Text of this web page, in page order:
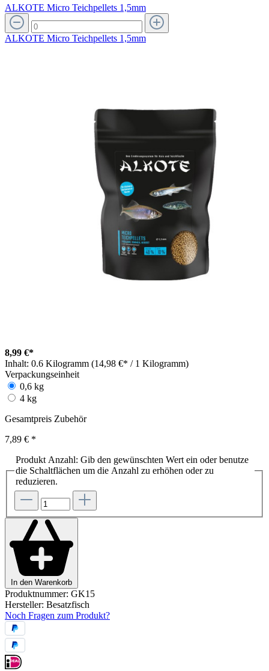
ALKOTE Micro Teichpellets 1,5mm
ALKOTE Micro Teichpellets 1,5mm
8,99 €*
Inhalt: 0.6 Kilogramm (14,98 €* / 1 Kilogramm)
Verpackungseinheit
0,6 kg
4 kg
Gesamtpreis Zubehör
7,89 € *
Produkt Anzahl: Gib den gewünschten Wert ein oder benutze
die Schaltflächen um die Anzahl zu erhöhen oder zu
reduzieren.
In den Warenkorb
Produktnummer: GK15
Hersteller: Besatzfisch
Noch Fragen zum Produkt?